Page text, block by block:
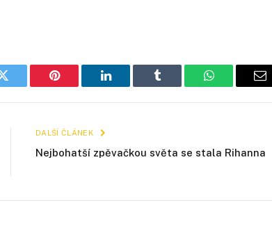
Twitter Pinterest LinkedIn Tumblr WhatsAppE-
DALŠÍ ČLÁNEK
Nejbohatší zpěvačkou světa se stala Rihanna